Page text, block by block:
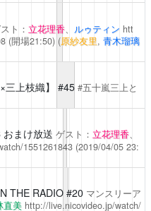
ト： 立花理香、 ルゥティン htt
(開場21:50) (原紗友里, 青木瑠璃
×三上枝織】 #45 #五十嵐三上と
おまけ放送 ゲスト： 立花理香、
1551261843(2019/04/05 23:
THE RADIO#20 マンスリーア
直美 http://live.nicovideo.jp/watch/